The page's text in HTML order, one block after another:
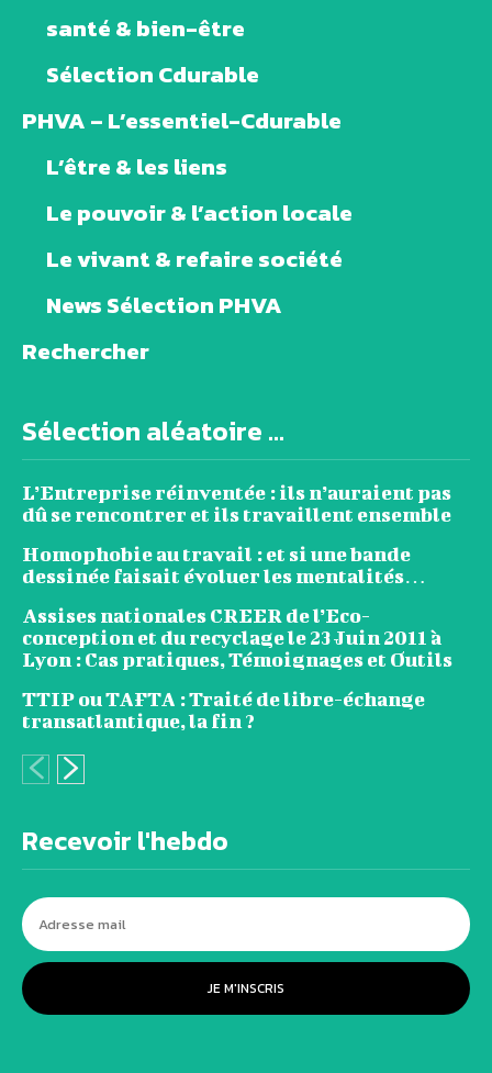
santé & bien-être
Sélection Cdurable
PHVA – L’essentiel-Cdurable
L’être & les liens
Le pouvoir & l’action locale
Le vivant & refaire société
News Sélection PHVA
Rechercher
Sélection aléatoire ...
L’Entreprise réinventée : ils n’auraient pas
dû se rencontrer et ils travaillent ensemble
Homophobie au travail : et si une bande
dessinée faisait évoluer les mentalités…
Assises nationales CREER de l’Eco-
conception et du recyclage le 23 Juin 2011 à
Lyon : Cas pratiques, Témoignages et Outils
TTIP ou TAFTA : Traité de libre-échange
transatlantique, la fin ?
Recevoir l'hebdo
JE M'INSCRIS